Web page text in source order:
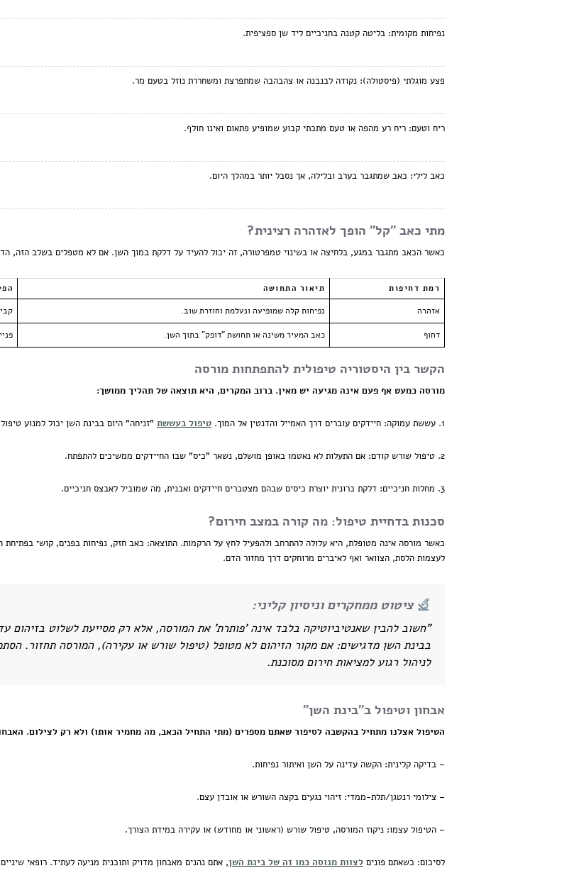
נפיחות מקומית: בליטה קטנה בחניכיים ליד שן ספציפית.
פצע מוגלתי (פיסטולה): נקודה לבנבנה או צהבהבה שמתפרצת ומשחררת נוזל בטעם מר.
ריח וטעם: ריח רע מהפה או טעם מתכתי קבוע שמופיע פתאום ואינו חולף.
כאב לילי: כאב שמתגבר בערב ובלילה, אך נסבל יותר במהלך היום.
מתי כאב "קל" הופך לאזהרה רצינית?
כאשר הכאב מתגבר במגע, בלחיצה או בשינוי טמפרטורה, זה יכול להעיד על דלקת במוך השן. אם לא מטפלים בשלב הזה,
רמת דחיפות תיאור התחושה
אזהרה נפיחות קלה שמופיעה ונעלמת וחוזרת שוב.
דחוף כאב המעיר משינה או תחושת "דופק" בתוך השן.
הקשר בין היסטוריה טיפולית להתפתחות מורסה
מורסה כמעט אף פעם אינה מגיעה יש מאין. ברוב המקרים, היא תוצאה של תהליך ממושך:
1. עששת עמוקה: חיידקים עוברים דרך האמייל והדנטין אל המוך. טיפול בעששת "זניחה" היום בבינת השן יכול למנוע
2. טיפול שורש קודם: אם התעלות לא נאטמו באופן מושלם, נשאר "כיס" שבו החיידקים ממשיכים להתפתח.
3. מחלות חניכיים: דלקת כרונית יוצרת כיסים שבהם מצטברים חיידקים ואבנית, מה שמוביל לאבצס חניכיים.
סכנות בדחיית טיפול: מה קורה במצב חירום?
כאשר מורסה אינה מטופלת, היא עלולה להתרחב ולהפעיל לחץ על הרקמות. התוצאה: כאב חזק, נפיחות בפנים, קושי בפתיחת
לעצמות הלסת, הצוואר ואף לאיברים מרוחקים דרך מחזור הדם.
ציטוט ממחקרים וניסיון קליני:
"חשוב להבין שאנטיביוטיקה בלבד אינה 'פותרת' את המורסה, אלא רק מסייעת לשלוט בזיהום
בבינת השן מדגישים: אם מקור הזיהום לא מטופל (טיפול שורש או עקירה), המורסה תחזור.
לניהול רגוע למציאות חירום מסוכנת.
אבחון וטיפול ב"בינת השן"
הטיפול אצלנו מתחיל בהקשבה לסיפור שאתם מספרים (מתי התחיל הכאב, מה מחמיר אותו) ולא רק לצילום.
– בדיקה קלינית: הקשה עדינה על השן ואיתור נפיחות.
– צילומי רנטגן/תלת-ממדי: זיהוי נגעים בקצה השורש או אובדן עצם.
– הטיפול עצמו: ניקוז המורסה, טיפול שורש (ראשוני או מחודש) או עקירה במידת הצורך.
לסיכום: כשאתם פונים לצוות מנוסה כמו זה של בינת השן, אתם נהנים מאבחון מדויק ותוכנית מניעה לעתיד. רופאי